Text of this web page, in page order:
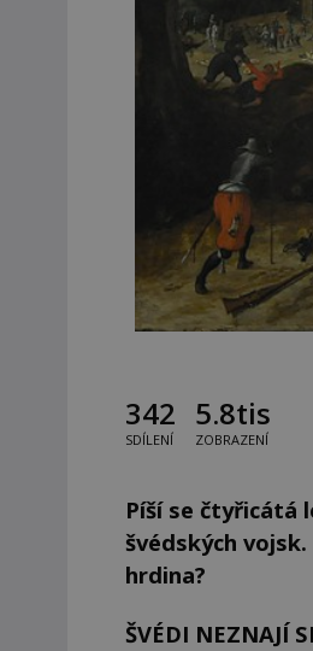
342
SDÍLENÍ
5.8tis
ZOBRAZENÍ
Píší se čtyřicátá
švédských
hrdina?
ŠVÉDI NEZNAJÍ